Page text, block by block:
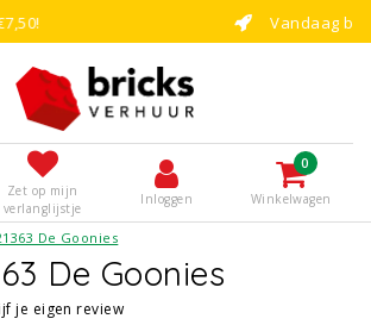
Vandaag besteld, binnen enkele
Zet op mijn
verlanglijstje
Inloggen
0
Winkelwagen
De Goonies
De Goonies
je eigen review